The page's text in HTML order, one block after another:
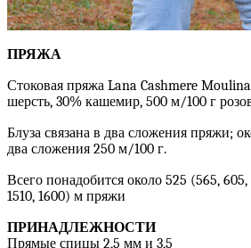
ПРЯЖА
Стоковая пряжа Lana Cashmere
шерсть, 30% кашемир, 500 м/100 г
Блуза связана в два сложения пряжи;
два сложения 250 м/100 г.
Всего понадобится около 525 (565, 605,
1510, 1600) м пряжи
ПРИНАДЛЕЖНОСТИ
Прямые спицы 2,5 мм и 3,5